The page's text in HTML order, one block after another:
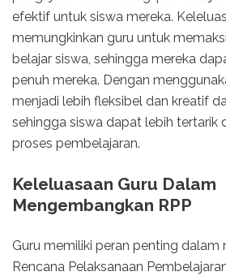
efektif untuk siswa mereka.
memungkinkan guru untuk
belajar siswa, sehingga mereka
penuh mereka. Dengan
menjadi lebih fleksibel dan kreatif
sehingga siswa dapat lebih tertarik
proses pembelajaran.
Keleluasaan Guru Dalam
Mengembangkan RPP
Guru memiliki peran penting dalam
Rencana Pelaksanaan